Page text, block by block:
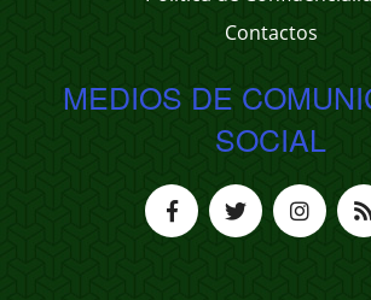
Contactos
MEDIOS DE
SOCIAL